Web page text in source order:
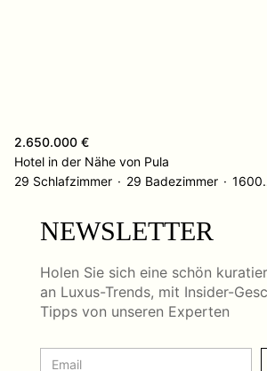
2.650.000 €
Hotel in der Nähe von Pula
29 Schlafzimmer
29 Badezimmer 1600 ㎡
NEWSLETTER
Holen Sie sich eine schön
an Luxus-Trends, mit Insider-
Tipps von unseren Experten